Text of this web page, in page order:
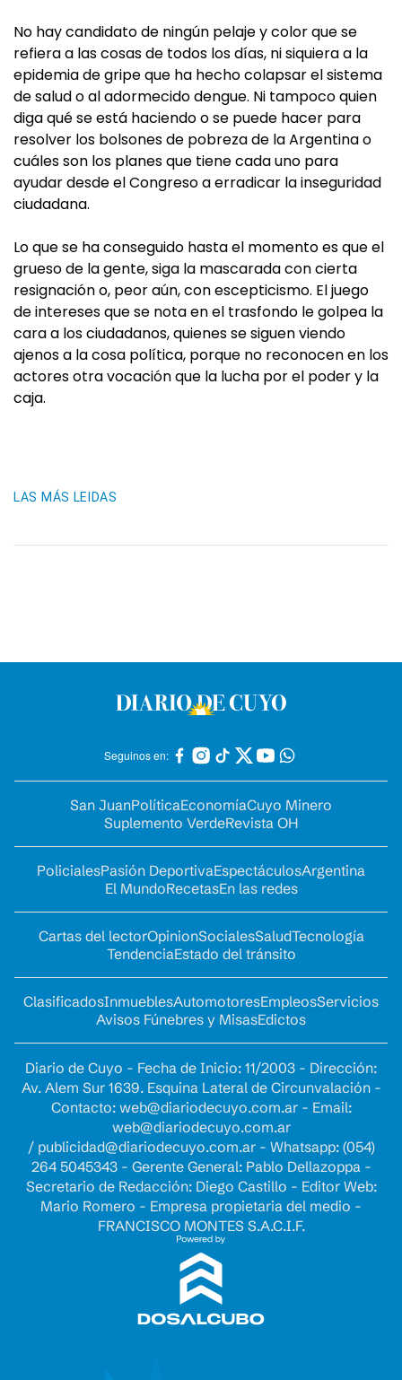
No hay candidato de ningún pelaje y color que se
refiera a las cosas de todos los días, ni siquiera a la
epidemia de gripe que ha hecho colapsar el sistema
de salud o al adormecido dengue. Ni tampoco quien
diga qué se está haciendo o se puede hacer para
resolver los bolsones de pobreza de la Argentina o
cuáles son los planes que tiene cada uno para
ayudar desde el Congreso a erradicar la inseguridad
ciudadana.
Lo que se ha conseguido hasta el momento es que el
grueso de la gente, siga la mascarada con cierta
resignación o, peor aún, con escepticismo. El juego
de intereses que se nota en el trasfondo le golpea la
cara a los ciudadanos, quienes se siguen viendo
ajenos a la cosa política, porque no reconocen en los
actores otra vocación que la lucha por el poder y la
caja.
LAS MÁS LEIDAS
Seguinos en:
San JuanPolíticaEconomíaCuyo Minero
Suplemento VerdeRevista OH
PolicialesPasión DeportivaEspectáculosArgentina
El MundoRecetasEn las redes
Cartas del lectorOpinionSocialesSaludTecnología
TendenciaEstado del tránsito
ClasificadosInmueblesAutomotoresEmpleosServicios
Avisos Fúnebres y MisasEdictos
Diario de Cuyo - Fecha de Inicio: 11/2003 - Dirección:
Av. Alem Sur 1639. Esquina Lateral de Circunvalación -
Contacto: web@diariodecuyo.com.ar- Email:
web@diariodecuyo.com.ar
/ publicidad@diariodecuyo.com.ar- Whatsapp: (054)
264 5045343 - Gerente General: Pablo Dellazoppa -
Secretario de Redacción: Diego Castillo - Editor Web:
Mario Romero - Empresa propietaria del medio -
FRANCISCO MONTES S.A.C.I.F.